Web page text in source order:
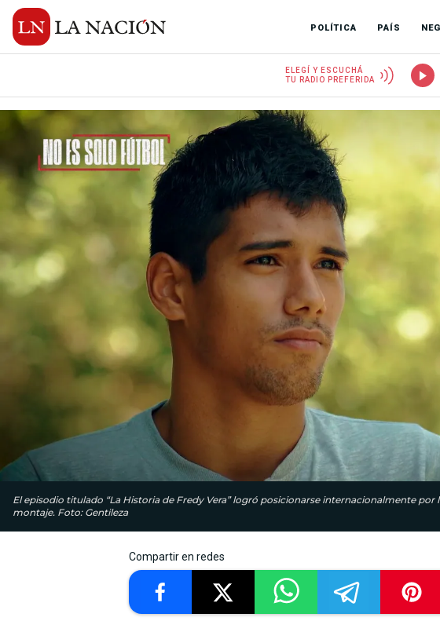
POLÍTICA PAÍS
ELEGÍ Y ESCUCHÁ
TU RADIO PREFERIDA
El episodio titulado “La Historia de Fredy Vera” logró posicionarse internacionalmente
montaje. Foto: Gentileza
Compartir en redes